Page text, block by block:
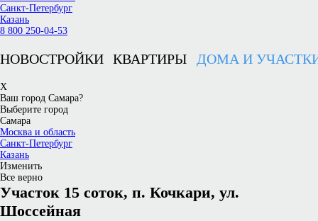
Санкт-Петербург
Казань
8 800 250-04-53
НОВОСТРОЙКИ КВАРТИРЫ ДОМА И
X
Ваш город Самара?
Выберите город
Самара
Москва и область
Санкт-Петербург
Казань
Изменить
Все верно
Участок 15 соток, п. Кочкари, ул.
Шоссейная